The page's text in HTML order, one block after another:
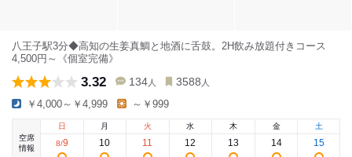
八王子駅3分◆高知の生姜真鯛と地酒に舌鼓。2H飲み放題付きコース
4,500円～《個室完備》
3.32 134 人 3588 人
￥4,000～￥4,999 ～￥999
空席
情報
日
8/9
月
10
火
11
水
12
木
13
金
14
土
15